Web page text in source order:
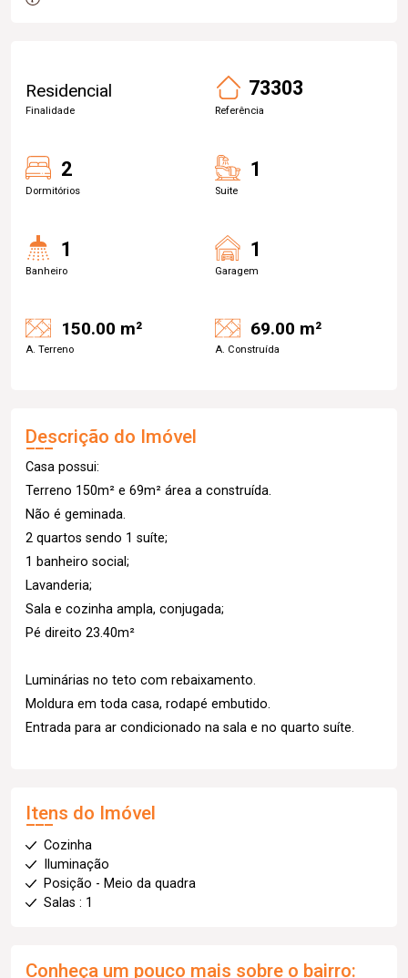
Residencial
Finalidade
73303
Referência
2
Dormitórios
1
Suite
1
Banheiro
1
Garagem
150.00 m²
A. Terreno
69.00 m²
A. Construída
Descrição do Imóvel
Casa possui:
Terreno 150m² e 69m² área a construída.
Não é geminada.
2 quartos sendo 1 suíte;
1 banheiro social;
Lavanderia;
Sala e cozinha ampla, conjugada;
Pé direito 23.40m²
Luminárias no teto com rebaixamento.
Moldura em toda casa, rodapé embutido.
Entrada para ar condicionado na sala e no quarto suíte.
Itens do Imóvel
Cozinha
Iluminação
Posição - Meio da quadra
Salas : 1
Conheça um pouco mais sobre o bairro: